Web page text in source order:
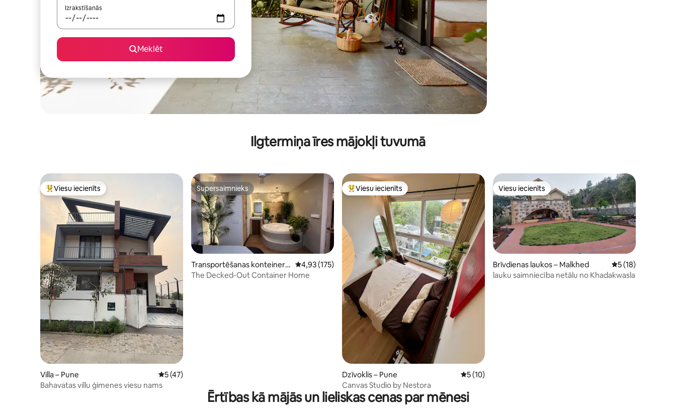
Izrakstīšanās
Meklēt
Ilgtermiņa īres mājokļi tuvumā
Populārs viesu iecienīts mājoklis
Viesu iecienīts
Villa – Pune Vidējais vērtējums: 5 no 5, atsauksmju skaits: 47
5 (47)
Bahavatas villu ģimenes viesu nams
Supersaimnieks
Supersaimnieks
Transportēšanas konteiners
– Pune
Vidējais vērtējums: 4,93 no 5, atsauksmju skaits: 175
4,93 (175)
The Decked-Out Container Home
Populārs viesu iecienīts mājoklis
Viesu iecienīts
Dzīvoklis – Pune Vidējais vērtējums: 5 no 5, atsauksmju skaits: 10
5 (10)
Canvas Studio by Nestora
Viesu iecienīts
Viesu iecienīts
Brīvdienas laukos – Malkhed Vidējais
5 (18)
lauku saimniecība netālu no Khadakwasla
Ērtības kā mājās un lieliskas cenas par mēnesi